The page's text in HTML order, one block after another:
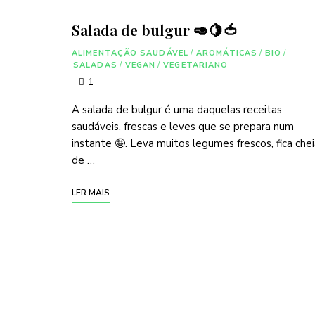
Salada de bulgur 🥑🍋🍅
ALIMENTAÇÃO SAUDÁVEL / AROMÁTICAS / BIO /
SALADAS / VEGAN / VEGETARIANO
1
A salada de bulgur é uma daquelas receitas
saudáveis, frescas e leves que se prepara num
instante 🤪. Leva muitos legumes frescos, fica
de …
LER MAIS